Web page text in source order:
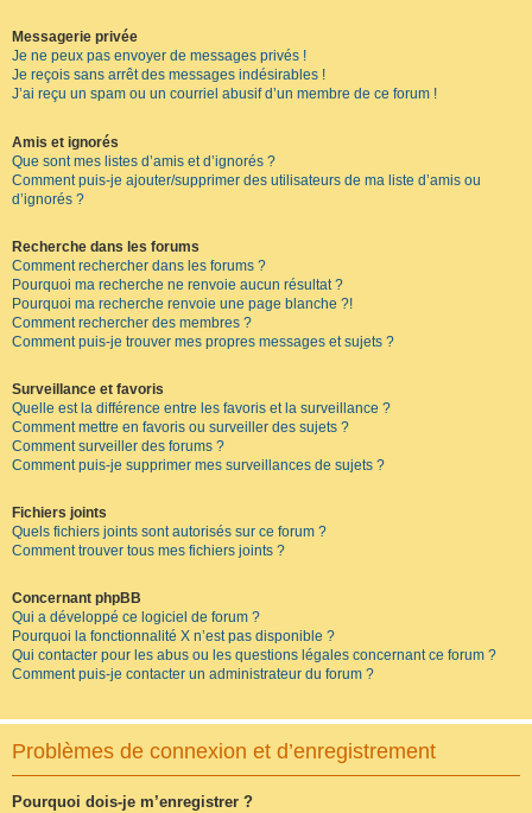
Messagerie privée
Je ne peux pas envoyer de messages privés !
Je reçois sans arrêt des messages indésirables !
J’ai reçu un spam ou un courriel abusif d’un membre de ce forum !
Amis et ignorés
Que sont mes listes d’amis et d’ignorés ?
Comment puis-je ajouter/supprimer des utilisateurs de ma liste d’amis ou
d’ignorés ?
Recherche dans les forums
Comment rechercher dans les forums ?
Pourquoi ma recherche ne renvoie aucun résultat ?
Pourquoi ma recherche renvoie une page blanche ?!
Comment rechercher des membres ?
Comment puis-je trouver mes propres messages et sujets ?
Surveillance et favoris
Quelle est la différence entre les favoris et la surveillance ?
Comment mettre en favoris ou surveiller des sujets ?
Comment surveiller des forums ?
Comment puis-je supprimer mes surveillances de sujets ?
Fichiers joints
Quels fichiers joints sont autorisés sur ce forum ?
Comment trouver tous mes fichiers joints ?
Concernant phpBB
Qui a développé ce logiciel de forum ?
Pourquoi la fonctionnalité X n’est pas disponible ?
Qui contacter pour les abus ou les questions légales concernant ce forum ?
Comment puis-je contacter un administrateur du forum ?
Problèmes de connexion et d’enregistrement
Pourquoi dois-je m’enregistrer ?